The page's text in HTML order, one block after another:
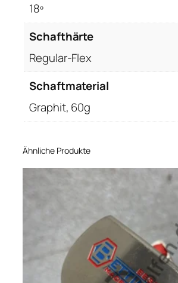
18º
Schafthärte
Regular-Flex
Schaftmaterial
Graphit, 60g
Ähnliche Produkte